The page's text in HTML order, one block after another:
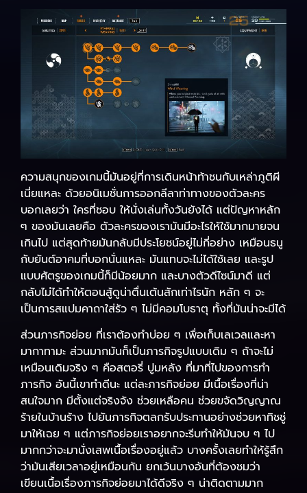
ความสนุกของเกมนี้มันอยู่ที่การเดินหน้าท้าชนกับเหล่าภูติผี
เนี่ยแหละ ด้วยอนิเมชั่นการออกลีลาท่าทางของตัวละคร
บอกเลยว่า ใครที่ชอบ ให้นั่งเล่นทั้งวันยังได้ แต่ปัญหาหลัก
ๆ ของมันเลยคือ ตัวละครของเรามันมีอะไรให้ใช้มากมายจน
เกินไป แต่สุดท้ายมันกลับมีประโยชน์อยู่ไม่กี่อย่าง เหมือนธนู
กับยันต์อาคมที่บอกนั่นแหละ มันแทบจะไม่ได้ใช้เลย และรูป
แบบศัตรูของเกมนี้ก็มีน้อยมาก และบางตัวดีไซน์มาดี แต่
กลับไม่ได้ทำให้ตอนสู้ดูน่าตื่นเต้นสักเท่าไรนัก หลัก ๆ จะ
เป็นการสแปมคาถาใส่รัว ๆ ไม่มีคอมโบธาตุ ทั้งที่มันน่าจะมีได้
ส่วนภารกิจย่อย ที่เราต้องทำบ่อย ๆ เพื่อเก็บเลเวลและหา
มากาทามะ ส่วนมากมันก็เป็นภารกิจรูปแบบเดิม ๆ ถ้าจะไม่
เหมือนเดิมจริง ๆ คือสตอรี่ ปูมหลัง ที่มาที่ไปของการทำ
ภารกิจ อันนี้เขาทำดีนะ แต่ละภารกิจย่อย มีเนื้อเรื่องที่น่า
สนใจมาก มีตั้งแต่จริงจัง ช่วยเหลือคน ช่วยขจัดวิญญาณ
ร้ายในบ้านร้าง ไปยันภารกิจตลกรับประทานอย่างช่วยหาทิชชู่
มาให้เฉย ๆ แต่ภารกิจย่อยเราอยากจะรีบทำให้มันจบ ๆ ไป
มากกว่าจะมานั่งเสพเนื้อเรื่องอยู่แล้ว บางครั้งเลยทำให้รู้สึก
ว่ามันเสียเวลาอยู่เหมือนกัน ยกเว้นบางอันที่ต้องชมว่า
เขียนเนื้อเรื่องภารกิจย่อยมาได้ดีจริง ๆ น่าติดตามมาก